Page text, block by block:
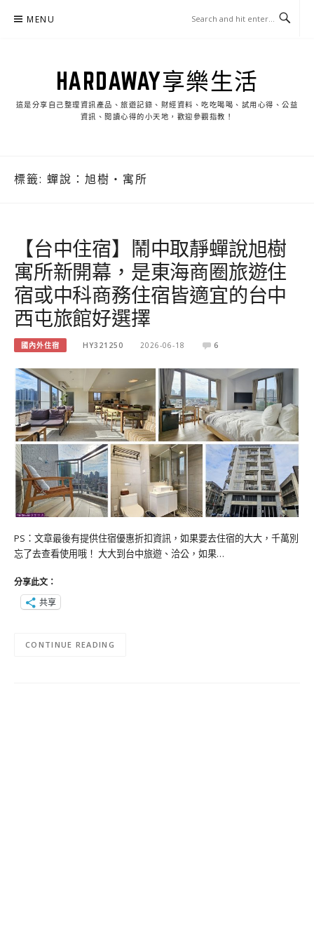
MENU
HARDAWAY享樂生活
這是分享自己整理資訊產品、旅遊記錄、財經資料、吃吃喝喝、試用心得、公益
資訊、閱讀心得的小天地，歡迎參觀指教！
標籤: 蟬說：旭樹・寓所
【台中住宿】鬧中取靜蟬說旭樹
寓所新開幕，是東海商圈旅遊住
宿或中科商務住宿皆適宜的台中
西屯旅館好選擇
國內外住宿 HY321250 2026-06-18 6
PS：文章最後有提供住宿優惠折扣資訊，如果要去住宿的大大，千萬別
忘了去查看使用哦！ 大大到台中旅遊、洽公，如果…
分享此文：
共享
CONTINUE READING